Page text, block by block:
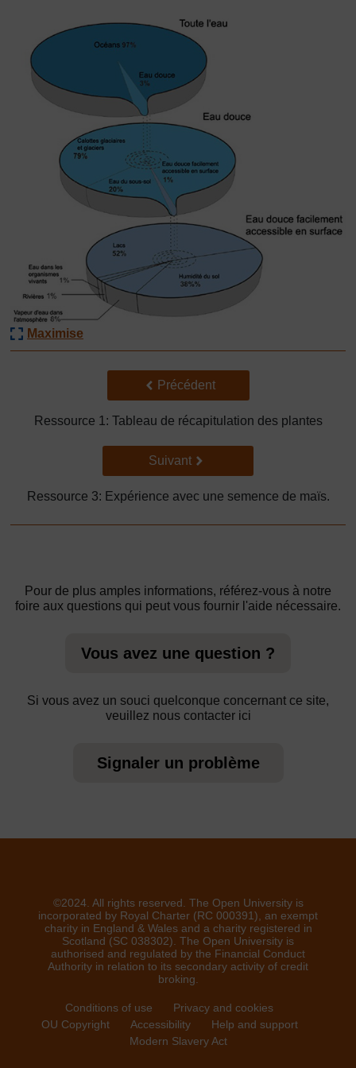
Maximise
Précédent
Précédent
Ressource 1: Tableau de récapitulation des plantes
Suivant
Suivant
Ressource 3: Expérience avec une semence de maïs.
Pour de plus amples informations, référez-vous à notre
foire aux questions qui peut vous fournir l'aide nécessaire.
Vous avez une question ?
Si vous avez un souci quelconque concernant ce site,
veuillez nous contacter ici
Signaler un problème
©2024. All rights reserved. The Open University is
incorporated by Royal Charter (RC 000391), an exempt
charity in England & Wales and a charity registered in
Scotland (SC 038302). The Open University is
authorised and regulated by the Financial Conduct
Authority in relation to its secondary activity of credit
broking.
Conditions of use
Privacy and cookies
OU Copyright
Accessibility
Help and support
Modern Slavery Act